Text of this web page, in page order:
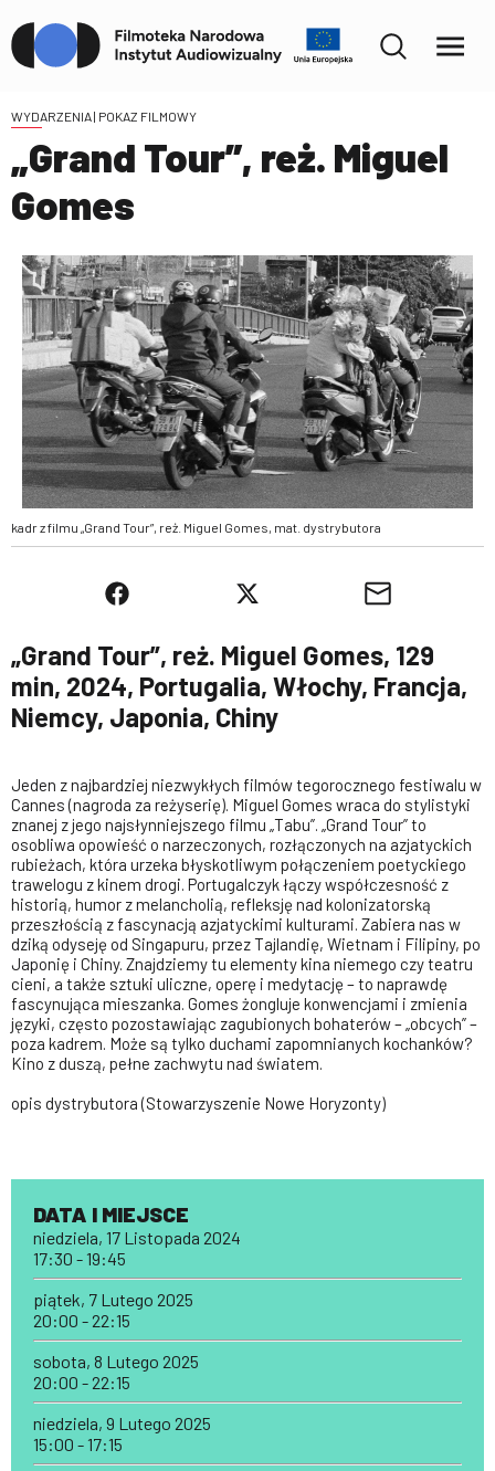
WYDARZENIA| POKAZ FILMOWY
„Grand Tour”, reż. Miguel
Gomes
kadr z filmu „Grand Tour”, reż. Miguel Gomes, mat. dystrybutora
„Grand Tour”, reż. Miguel Gomes, 129
min, 2024, Portugalia, Włochy, Francja,
Niemcy, Japonia, Chiny
Jeden z najbardziej niezwykłych filmów tegorocznego festiwalu w
Cannes (nagroda za reżyserię). Miguel Gomes wraca do stylistyki
znanej z jego najsłynniejszego filmu „Tabu”. „Grand Tour” to
osobliwa opowieść o narzeczonych, rozłączonych na azjatyckich
rubieżach, która urzeka błyskotliwym połączeniem poetyckiego
trawelogu z kinem drogi. Portugalczyk łączy współczesność z
historią, humor z melancholią, refleksję nad kolonizatorską
przeszłością z fascynacją azjatyckimi kulturami. Zabiera nas w
dziką odyseję od Singapuru, przez Tajlandię, Wietnam i Filipiny, po
Japonię i Chiny. Znajdziemy tu elementy kina niemego czy teatru
cieni, a także sztuki uliczne, operę i medytację – to naprawdę
fascynująca mieszanka. Gomes żongluje konwencjami i zmienia
języki, często pozostawiając zagubionych bohaterów – „obcych” –
poza kadrem. Może są tylko duchami zapomnianych kochanków?
Kino z duszą, pełne zachwytu nad światem.
opis dystrybutora (Stowarzyszenie Nowe Horyzonty)
DATA I MIEJSCE
niedziela, 17 Listopada 2024
17:30 - 19:45
piątek, 7 Lutego 2025
20:00 - 22:15
sobota, 8 Lutego 2025
20:00 - 22:15
niedziela, 9 Lutego 2025
15:00 - 17:15